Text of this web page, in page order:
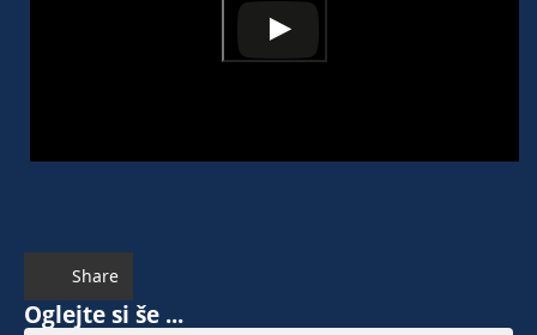
Share
Oglejte si še ...